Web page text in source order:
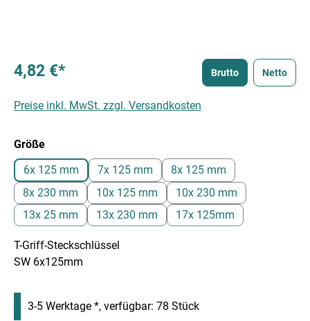
4,82 €* Brutto Netto
Preise inkl. MwSt. zzgl. Versandkosten
Größeauswählen
6x 125 mm
7x 125 mm
8x 125 mm
8x 230 mm
10x 125 mm
10x 230 mm
13x 25 mm
13x 230 mm 17x 125mm
T-Griff-Steckschlüssel
SW 6x125mm
3-5 Werktage *, verfügbar: 78 Stück